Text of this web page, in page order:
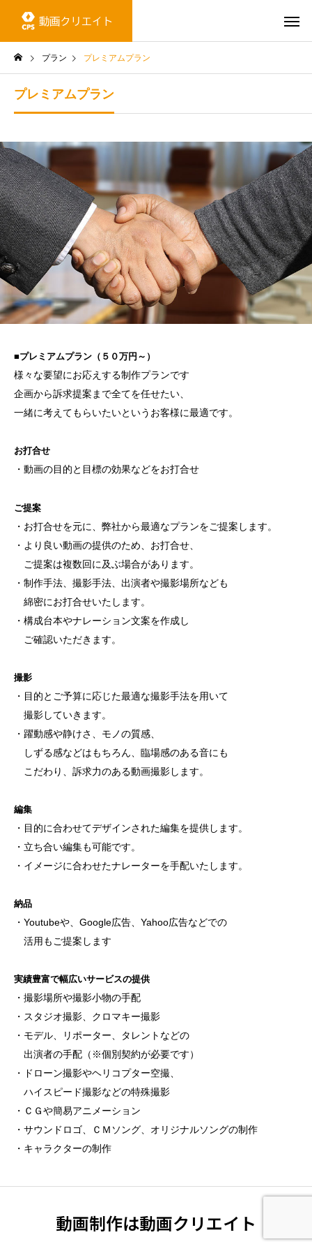
プラン プレミアムプラン
プレミアムプラン
■プレミアムプラン（５０万円～）
様々な要望にお応えする制作プランです
企画から訴求提案まで全てを任せたい、
一緒に考えてもらいたいというお客様に最適です。
お打合せ
・動画の目的と目標の効果などをお打合せ
ご提案
・お打合せを元に、弊社から最適なプランをご提案します。
・より良い動画の提供のため、お打合せ、
ご提案は複数回に及ぶ場合があります。
・制作手法、撮影手法、出演者や撮影場所なども
綿密にお打合せいたします。
・構成台本やナレーション文案を作成し
ご確認いただきます。
撮影
・目的とご予算に応じた最適な撮影手法を用いて
撮影していきます。
・躍動感や静けさ、モノの質感、
しずる感などはもちろん、臨場感のある音にも
こだわり、訴求力のある動画撮影します。
編集
・目的に合わせてデザインされた編集を提供します。
・立ち合い編集も可能です。
・イメージに合わせたナレーターを手配いたします。
納品
・Youtubeや、Google広告、Yahoo広告などでの
活用もご提案します
実績豊富で幅広いサービスの提供
・撮影場所や撮影小物の手配
・スタジオ撮影、クロマキー撮影
・モデル、リポーター、タレントなどの
出演者の手配（※個別契約が必要です）
・ドローン撮影やヘリコプター空撮、
ハイスピード撮影などの特殊撮影
・ＣＧや簡易アニメーション
・サウンドロゴ、ＣＭソング、オリジナルソングの制作
・キャラクターの制作
動画制作は動画クリエイト